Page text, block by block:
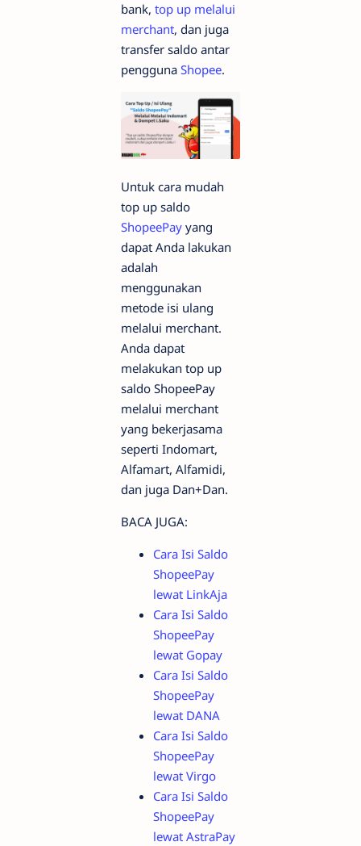
bank, top up melalui
merchant, dan juga
transfer saldo antar
pengguna Shopee.
Untuk cara mudah
top up saldo
ShopeePay yang
dapat Anda lakukan
adalah
menggunakan
metode isi ulang
melalui merchant.
Anda dapat
melakukan top up
saldo ShopeePay
melalui merchant
yang bekerjasama
seperti Indomart,
Alfamart, Alfamidi,
dan juga Dan+Dan.
BACA JUGA:
Cara Isi Saldo
ShopeePay
lewat LinkAja
Cara Isi Saldo
ShopeePay
lewat Gopay
Cara Isi Saldo
ShopeePay
lewat DANA
Cara Isi Saldo
ShopeePay
lewat Virgo
Cara Isi Saldo
ShopeePay
lewat AstraPay